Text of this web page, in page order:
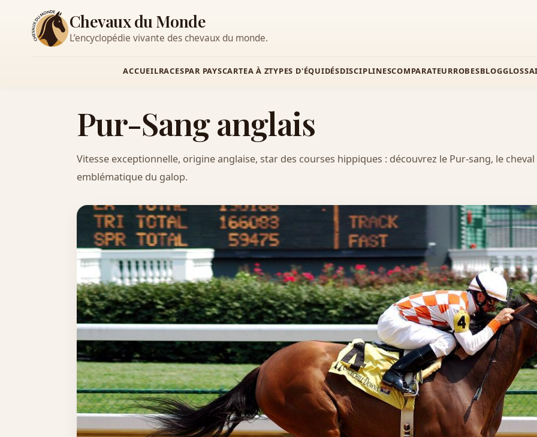
Chevaux du Monde
L’encyclopédie vivante des chevaux du monde.
ACCUEILRACESPAR PAYSCARTEA À ZTYPES D'ÉQUIDÉSDISCIPLINESCOMPARATEURROBESBLOG
Pur-Sang anglais
Vitesse exceptionnelle, origine anglaise, star des courses hippiques : découvrez le Pur-sang, le
emblématique du galop.